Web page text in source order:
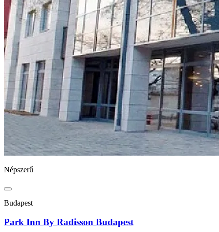
Népszerű
Budapest
Park Inn By Radisson Budapest